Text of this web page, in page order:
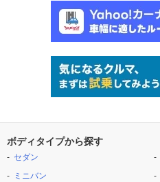
ボディタイプから探す
セダン
ミニバン